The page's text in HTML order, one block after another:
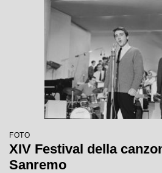
FOTO
XIV Festival della
Sanremo